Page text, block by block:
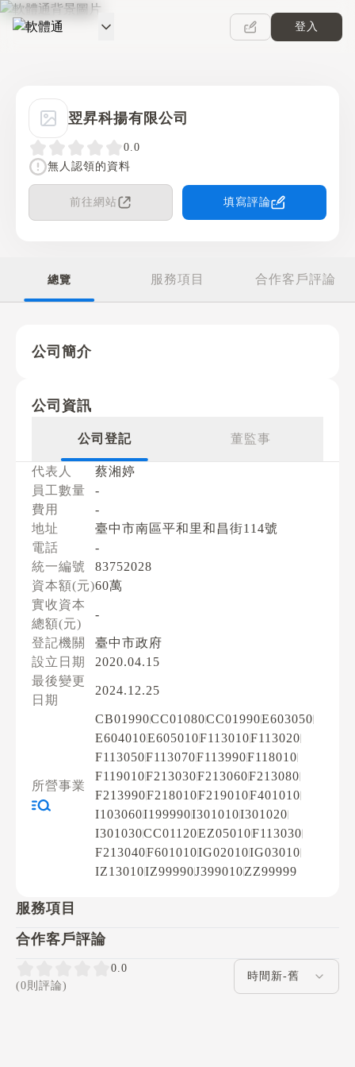
軟體通
登入
翌昇科揚有限公司
0.0
無人認領的資料
前往網站 填寫評論
總覽 服務項目 合作客戶評論
公司簡介
公司資訊
公司登記 董監事
代表人
蔡湘婷
員工數量
-
費用
-
地址
臺中市南區平和里和昌街114號
電話
-
統一編號
83752028
資本額(元)60萬
實收資本
總額(元)
-
登記機關
臺中市政府
設立日期
2020.04.15
最後變更
日期
2024.12.25
所營事業
CB01990CC01080CC01990E603050
E604010E605010F113010F113020
F113050F113070F113990F118010
F119010F213030F213060F213080
F213990F218010F219010F401010
I103060I199990I301010I301020
I301030CC01120EZ05010F113030
F213040F601010IG02010IG03010
IZ13010IZ99990J399010ZZ99999
服務項目
合作客戶評論
0.0
(0則評論)
評論排序